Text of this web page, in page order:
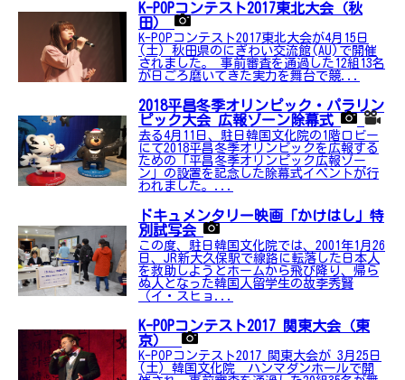
K-POPコンテスト2017東北大会（秋
田）
K-POPコンテスト2017東北大会が4月15日
(土) 秋田県のにぎわい交流館(AU)で開催
されました。 事前審査を通過した12組13名
が日ごろ磨いてきた実力を舞台で競...
2018平昌冬季オリンピック・パラリン
ピック大会 広報ゾーン除幕式
去る4月11日、駐日韓国文化院の1階ロビー
にて2018平昌冬季オリンピックを広報する
ための「平昌冬季オリンピック広報ゾー
ン」の設置を記念した除幕式イベントが行
われました。...
ドキュメンタリー映画「かけはし」特
別試写会
この度、駐日韓国文化院では、2001年1月26
日、JR新大久保駅で線路に転落した日本人
を救助しようとホームから飛び降り、帰ら
ぬ人となった韓国人留学生の故李秀賢
（イ・スヒョ...
K-POPコンテスト2017 関東大会（東
京）
K-POPコンテスト2017 関東大会が 3月25日
(土) 韓国文化院 ハンマダンホールで開